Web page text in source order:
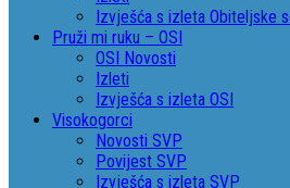
Izvješća s izleta Obiteljske
Pruži mi ruku – OSI
OSI Novosti
Izleti
Izvješća s izleta OSI
Visokogorci
Novosti SVP
Povijest SVP
Izvješća s izleta SVP